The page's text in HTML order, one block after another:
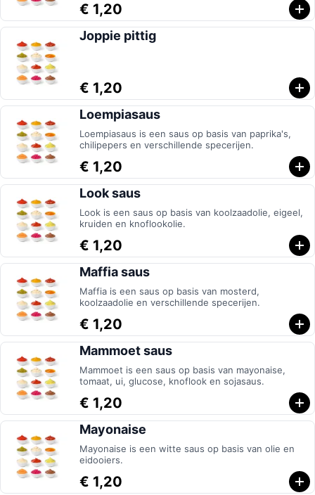
€ 1,20
Joppie pittig
€ 1,20
Loempiasaus
Loempiasaus is een saus op basis van paprika's,
chilipepers en verschillende specerijen.
€ 1,20
Look saus
Look is een saus op basis van koolzaadolie, eigeel,
kruiden en knoflookolie.
€ 1,20
Maffia saus
Maffia is een saus op basis van mosterd,
koolzaadolie en verschillende specerijen.
€ 1,20
Mammoet saus
Mammoet is een saus op basis van mayonaise,
tomaat, ui, glucose, knoflook en sojasaus.
€ 1,20
Mayonaise
Mayonaise is een witte saus op basis van olie en
eidooiers.
€ 1,20